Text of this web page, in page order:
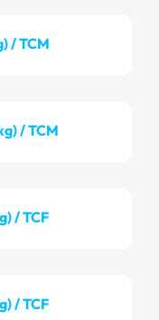
/ TCM
/ TCM
/ TCF
/ TCF